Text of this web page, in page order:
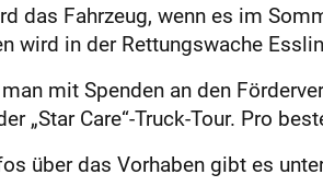
das Fahrzeug, wenn es im
wird in der Rettungswache
mit Spenden an den
„Star Care“-Truck-Tour. Pro
über das Vorhaben gibt es